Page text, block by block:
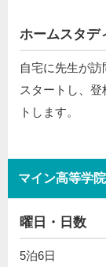
ホームスタデ
自宅に先生が
スタートし、
トします。
マイン高等学
曜日・日数
5泊6日